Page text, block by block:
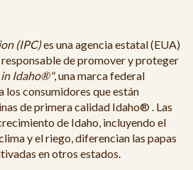
(IPC)es una agencia estatal (EUA)
responsable de promover y proteger
in Idaho®", una marca federal
los consumidores que están
de primera calidad Idaho® . Las
de Idaho, incluyendo el
y el riego, diferencian las papas
en otros estados.